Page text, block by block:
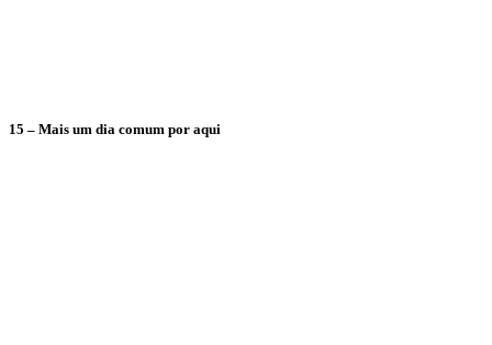
15 – Mais um dia comum por aqui